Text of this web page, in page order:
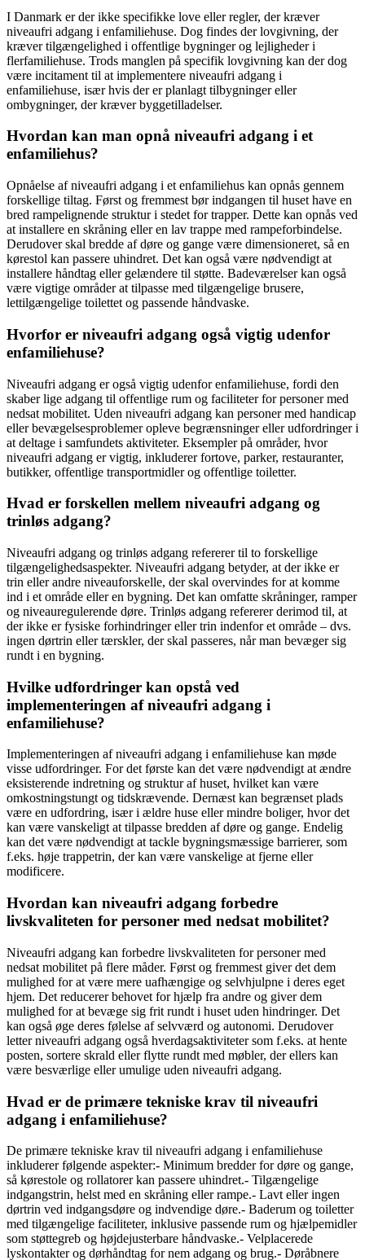
I Danmark er der ikke specifikke love eller regler, der kræver
niveaufri adgang i enfamiliehuse. Dog findes der lovgivning, der
kræver tilgængelighed i offentlige bygninger og lejligheder i
flerfamiliehuse. Trods manglen på specifik lovgivning kan der dog
være incitament til at implementere niveaufri adgang i
enfamiliehuse, især hvis der er planlagt tilbygninger eller
ombygninger, der kræver byggetilladelser.
Hvordan kan man opnå niveaufri adgang i et
enfamiliehus?
Opnåelse af niveaufri adgang i et enfamiliehus kan opnås gennem
forskellige tiltag. Først og fremmest bør indgangen til huset have en
bred rampelignende struktur i stedet for trapper. Dette kan opnås ved
at installere en skråning eller en lav trappe med rampeforbindelse.
Derudover skal bredde af døre og gange være dimensioneret, så en
kørestol kan passere uhindret. Det kan også være nødvendigt at
installere håndtag eller gelændere til støtte. Badeværelser kan også
være vigtige områder at tilpasse med tilgængelige brusere,
lettilgængelige toilettet og passende håndvaske.
Hvorfor er niveaufri adgang også vigtig udenfor
enfamiliehuse?
Niveaufri adgang er også vigtig udenfor enfamiliehuse, fordi den
skaber lige adgang til offentlige rum og faciliteter for personer med
nedsat mobilitet. Uden niveaufri adgang kan personer med handicap
eller bevægelsesproblemer opleve begrænsninger eller udfordringer i
at deltage i samfundets aktiviteter. Eksempler på områder, hvor
niveaufri adgang er vigtig, inkluderer fortove, parker, restauranter,
butikker, offentlige transportmidler og offentlige toiletter.
Hvad er forskellen mellem niveaufri adgang og
trinløs adgang?
Niveaufri adgang og trinløs adgang refererer til to forskellige
tilgængelighedsaspekter. Niveaufri adgang betyder, at der ikke er
trin eller andre niveauforskelle, der skal overvindes for at komme
ind i et område eller en bygning. Det kan omfatte skråninger, ramper
og niveauregulerende døre. Trinløs adgang refererer derimod til, at
der ikke er fysiske forhindringer eller trin indenfor et område – dvs.
ingen dørtrin eller tærskler, der skal passeres, når man bevæger sig
rundt i en bygning.
Hvilke udfordringer kan opstå ved
implementeringen af niveaufri adgang i
enfamiliehuse?
Implementeringen af niveaufri adgang i enfamiliehuse kan møde
visse udfordringer. For det første kan det være nødvendigt at ændre
eksisterende indretning og struktur af huset, hvilket kan være
omkostningstungt og tidskrævende. Dernæst kan begrænset plads
være en udfordring, især i ældre huse eller mindre boliger, hvor det
kan være vanskeligt at tilpasse bredden af døre og gange. Endelig
kan det være nødvendigt at tackle bygningsmæssige barrierer, som
f.eks. høje trappetrin, der kan være vanskelige at fjerne eller
modificere.
Hvordan kan niveaufri adgang forbedre
livskvaliteten for personer med nedsat mobilitet?
Niveaufri adgang kan forbedre livskvaliteten for personer med
nedsat mobilitet på flere måder. Først og fremmest giver det dem
mulighed for at være mere uafhængige og selvhjulpne i deres eget
hjem. Det reducerer behovet for hjælp fra andre og giver dem
mulighed for at bevæge sig frit rundt i huset uden hindringer. Det
kan også øge deres følelse af selvværd og autonomi. Derudover
letter niveaufri adgang også hverdagsaktiviteter som f.eks. at hente
posten, sortere skrald eller flytte rundt med møbler, der ellers kan
være besværlige eller umulige uden niveaufri adgang.
Hvad er de primære tekniske krav til niveaufri
adgang i enfamiliehuse?
De primære tekniske krav til niveaufri adgang i enfamiliehuse
inkluderer følgende aspekter:- Minimum bredder for døre og gange,
så kørestole og rollatorer kan passere uhindret.- Tilgængelige
indgangstrin, helst med en skråning eller rampe.- Lavt eller ingen
dørtrin ved indgangsdøre og indvendige døre.- Baderum og toiletter
med tilgængelige faciliteter, inklusive passende rum og hjælpemidler
som støttegreb og højdejusterbare håndvaske.- Velplacerede
lyskontakter og dørhåndtag for nem adgang og brug.- Døråbnere